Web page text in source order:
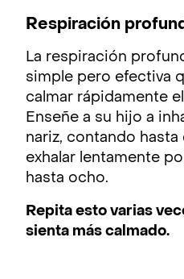
Respiración
La respiración
simple pero efectiva
calmar rápidamente
Enseñe a su hijo a
nariz, contando hasta
exhalar lentamente
hasta ocho.
Repita esto varias
sienta más calmado.